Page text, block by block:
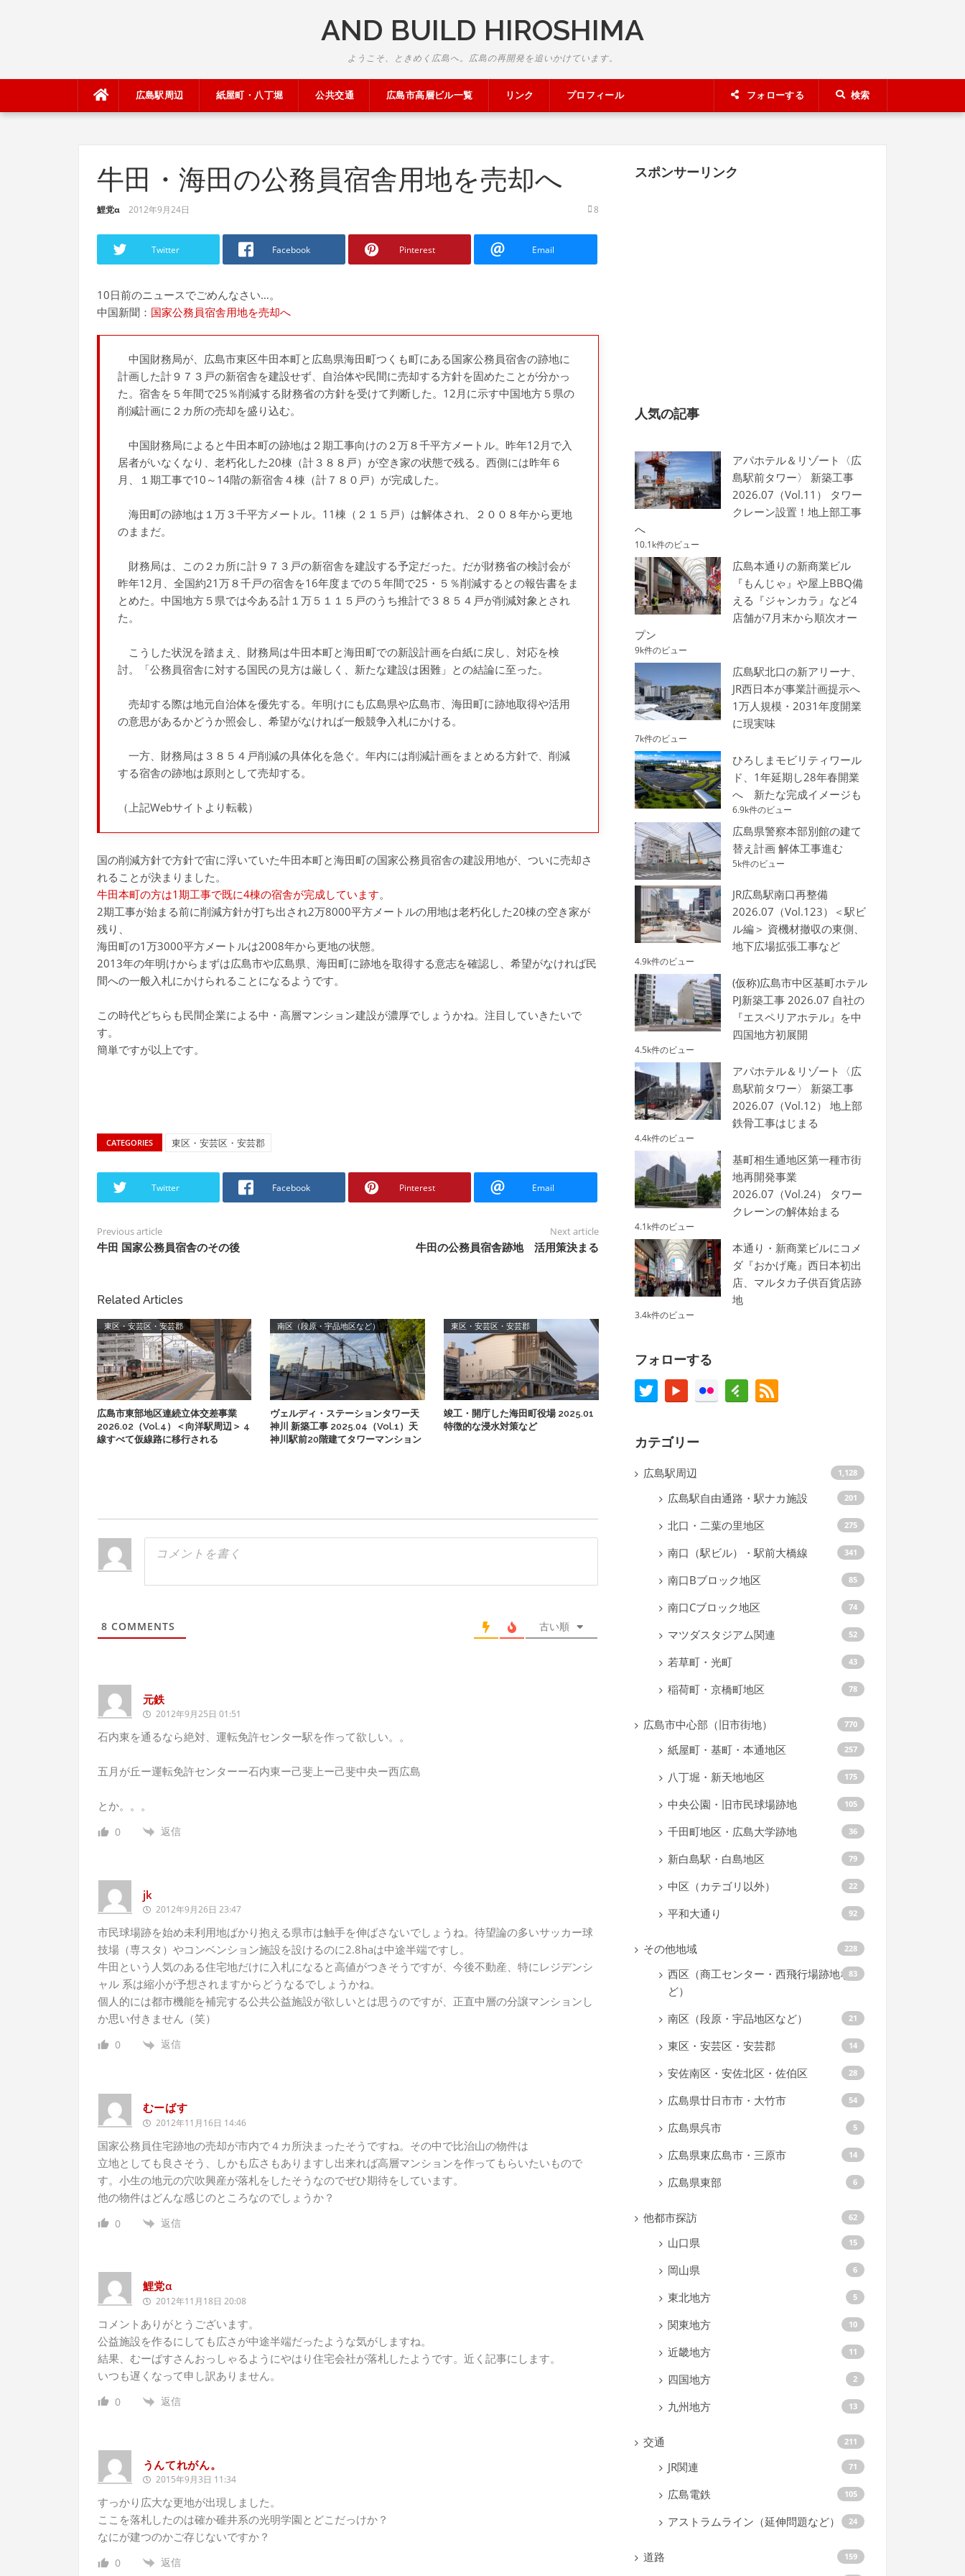
AND BUILD HIROSHIMA
ようこそ、ときめく広島へ。広島の再開発を追いかけています。
広島駅周辺 紙屋町・八丁堀 公共交通 広島市高層ビル一覧 リンク プロフィール フォローする 検索
牛田・海田の公務員宿舎用地を売却へ
鯉党α 2012年9月24日 8
Twitter Facebook Pinterest Email
10日前のニュースでごめんなさい…。
中国新聞： 国家公務員宿舎用地を売却へ
中国財務局が、広島市東区牛田本町と広島県海田町つくも町にある国家公務員宿舎の跡地に
計画した計９７３戸の新宿舎を建設せず、自治体や民間に売却する方針を固めたことが分かっ
た。宿舎を５年間で25％削減する財務省の方針を受けて判断した。12月に示す中国地方５県の
削減計画に２カ所の売却を盛り込む。
中国財務局によると牛田本町の跡地は２期工事向けの２万８千平方メートル。昨年12月で入
居者がいなくなり、老朽化した20棟（計３８８戸）が空き家の状態で残る。西側には昨年６
月、１期工事で10～14階の新宿舎４棟（計７８０戸）が完成した。
海田町の跡地は１万３千平方メートル。11棟（２１５戸）は解体され、２００８年から更地
のままだ。
財務局は、この２カ所に計９７３戸の新宿舎を建設する予定だった。だが財務省の検討会が
昨年12月、全国約21万８千戸の宿舎を16年度までの５年間で25・５％削減するとの報告書をま
とめた。中国地方５県では今ある計１万５１１５戸のうち推計で３８５４戸が削減対象とされ
た。
こうした状況を踏まえ、財務局は牛田本町と海田町での新設計画を白紙に戻し、対応を検
討。「公務員宿舎に対する国民の見方は厳しく、新たな建設は困難」との結論に至った。
売却する際は地元自治体を優先する。年明けにも広島県や広島市、海田町に跡地取得や活用
の意思があるかどうか照会し、希望がなければ一般競争入札にかける。
一方、財務局は３８５４戸削減の具体化を急ぐ。年内には削減計画をまとめる方針で、削減
する宿舎の跡地は原則として売却する。
（上記Webサイトより転載）
国の削減方針で方針で宙に浮いていた牛田本町と海田町の国家公務員宿舎の建設用地が、ついに売却さ
れることが決まりました。
牛田本町の方は1期工事で既に4棟の宿舎が完成しています。
2期工事が始まる前に削減方針が打ち出され2万8000平方メートルの用地は老朽化した20棟の空き家が
残り、
海田町の1万3000平方メートルは2008年から更地の状態。
2013年の年明けからまずは広島市や広島県、海田町に跡地を取得する意志を確認し、希望がなければ民
間への一般入札にかけられることになるようです。
この時代どちらも民間企業による中・高層マンション建設が濃厚でしょうかね。注目していきたいで
す。
簡単ですが以上です。
CATEGORIES 東区・安芸区・安芸郡
Twitter Facebook Pinterest Email
Previous article
牛田 国家公務員宿舎のその後
Next article
牛田の公務員宿舎跡地 活用策決まる
Related Articles
東区・安芸区・安芸郡
広島市東部地区連続立体交差事業
2026.02（Vol.4）＜向洋駅周辺＞ 4
線すべて仮線路に移行される
南区（段原・宇品地区など）
ヴェルディ・ステーションタワー天
神川 新築工事 2025.04（Vol.1）天
神川駅前20階建てタワーマンション
東区・安芸区・安芸郡
竣工・開庁した海田町役場 2025.01
特徴的な浸水対策など
8 COMMENTS 古い順
元鉄
2012年9月25日 01:51
石内東を通るなら絶対、運転免許センター駅を作って欲しい。。
五月が丘ー運転免許センターー石内東ー己斐上ー己斐中央ー西広島
とか。。。
0 返信
jk
2012年9月26日 23:47
市民球場跡を始め未利用地ばかり抱える県市は触手を伸ばさないでしょうね。待望論の多いサッカー球
技場（専スタ）やコンベンション施設を設けるのに2.8haは中途半端ですし。
牛田という人気のある住宅地だけに入札になると高値がつきそうですが、今後不動産、特にレジデンシ
ャル 系は縮小が予想されますからどうなるでしょうかね。
個人的には都市機能を補完する公共公益施設が欲しいとは思うのですが、正直中層の分譲マンションし
か思い付きません（笑）
0 返信
むーばす
2012年11月16日 14:46
国家公務員住宅跡地の売却が市内で４カ所決まったそうですね。その中で比治山の物件は
立地としても良さそう、しかも広さもありますし出来れば高層マンションを作ってもらいたいもので
す。小生の地元の穴吹興産が落札をしたそうなのでぜひ期待をしています。
他の物件はどんな感じのところなのでしょうか？
0 返信
鯉党α
2012年11月18日 20:08
コメントありがとうございます。
公益施設を作るにしても広さが中途半端だったような気がしますね。
結果、むーばすさんおっしゃるようにやはり住宅会社が落札したようです。近く記事にします。
いつも遅くなって申し訳ありません。
0 返信
うんてれがん。
2015年9月3日 11:34
すっかり広大な更地が出現しました。
ここを落札したのは確か碓井系の光明学園とどこだっけか？
なにが建つのかご存じないですか？
0 返信
スポンサーリンク
人気の記事
アパホテル＆リゾート〈広
島駅前タワー〉 新築工事
2026.07（Vol.11） タワー
クレーン設置！地上部工事
へ
10.1k件のビュー
広島本通りの新商業ビル
『もんじゃ』や屋上BBQ備
える『ジャンカラ』など4
店舗が7月末から順次オー
プン
9k件のビュー
広島駅北口の新アリーナ、
JR西日本が事業計画提示へ
1万人規模・2031年度開業
に現実味
7k件のビュー
ひろしまモビリティワール
ド、1年延期し28年春開業
へ 新たな完成イメージも
6.9k件のビュー
広島県警察本部別館の建て
替え計画 解体工事進む
5k件のビュー
JR広島駅南口再整備
2026.07（Vol.123）＜駅ビ
ル編＞ 資機材撤収の東側、
地下広場拡張工事など
4.9k件のビュー
(仮称)広島市中区基町ホテル
PJ新築工事 2026.07 自社の
『エスペリアホテル』を中
四国地方初展開
4.5k件のビュー
アパホテル＆リゾート〈広
島駅前タワー〉 新築工事
2026.07（Vol.12） 地上部
鉄骨工事はじまる
4.4k件のビュー
基町相生通地区第一種市街
地再開発事業
2026.07（Vol.24） タワー
クレーンの解体始まる
4.1k件のビュー
本通り・新商業ビルにコメ
ダ『おかげ庵』西日本初出
店、マルタカ子供百貨店跡
地
3.4k件のビュー
フォローする
カテゴリー
広島駅周辺 1,128
広島駅自由通路・駅ナカ施設 201
北口・二葉の里地区 275
南口（駅ビル）・駅前大橋線 341
南口Bブロック地区 85
南口Cブロック地区 74
マツダスタジアム関連 52
若草町・光町 43
稲荷町・京橋町地区 78
広島市中心部（旧市街地） 770
紙屋町・基町・本通地区 257
八丁堀・新天地地区 175
中央公園・旧市民球場跡地 105
千田町地区・広島大学跡地 36
新白島駅・白島地区 79
中区（カテゴリ以外） 22
平和大通り 92
その他地域 228
西区（商工センター・西飛行場跡地な
ど）
83
南区（段原・宇品地区など） 21
東区・安芸区・安芸郡 14
安佐南区・安佐北区・佐伯区 28
広島県廿日市市・大竹市 54
広島県呉市 5
広島県東広島市・三原市 14
広島県東部 6
他都市探訪 62
山口県 15
岡山県 6
東北地方 5
関東地方 10
近畿地方 11
四国地方 2
九州地方 13
交通 211
JR関連 71
広島電鉄 105
アストラムライン（延伸問題など） 24
道路 159